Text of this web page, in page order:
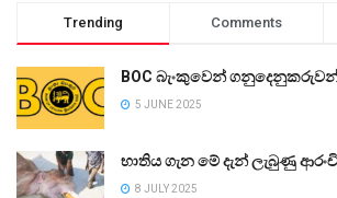
Trending Comments
BOC බැංකුවෙන්
5 JUNE 2025
භාතිය ගැන මේ දැන් ලැබුණු
8 JULY 2025